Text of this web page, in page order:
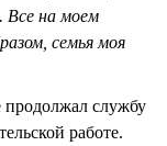
Все на моем
семья моя
службу
работе.